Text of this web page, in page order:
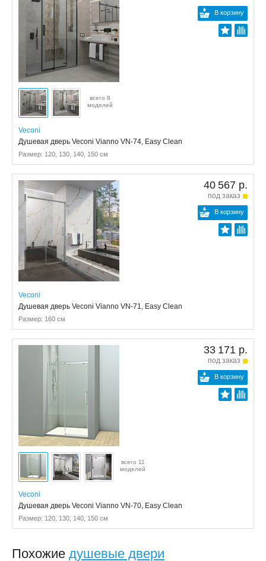
В корзину
всего 8
моделей
Veconi
Душевая дверь Veconi Vianno VN-74, Easy Clean
Размер: 120, 130, 140, 150 см
40 567 р.
под заказ
В корзину
Veconi
Душевая дверь Veconi Vianno VN-71, Easy Clean
Размер: 160 см
33 171 р.
под заказ
В корзину
всего 11
моделей
Veconi
Душевая дверь Veconi Vianno VN-70, Easy Clean
Размер: 120, 130, 140, 150 см
Похожие душевые двери